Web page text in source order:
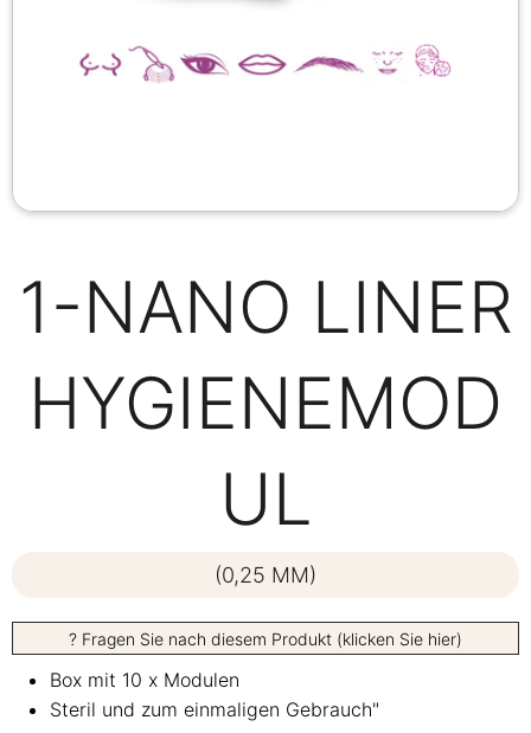
1-NANO LINER
HYGIENEMOD
UL
(0,25 MM)
? Fragen Sie nach diesem Produkt (klicken Sie hier)
Box mit 10 x Modulen
Steril und zum einmaligen Gebrauch"